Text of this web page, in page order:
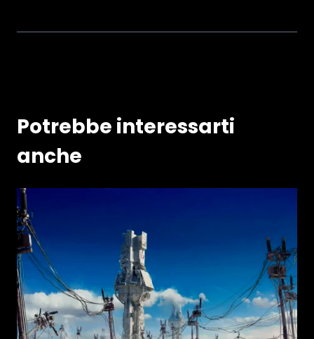
Potrebbe interessarti
anche